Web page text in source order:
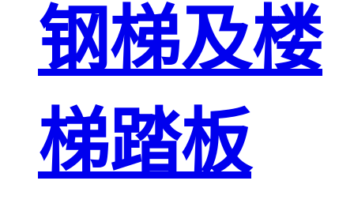
钢梯及楼
梯踏板